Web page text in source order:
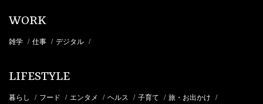
WORK
雑学 / 仕事 / デジタル /
LIFESTYLE
暮らし / フード / エンタメ / ヘルス / 子育て / 旅・お出かけ /